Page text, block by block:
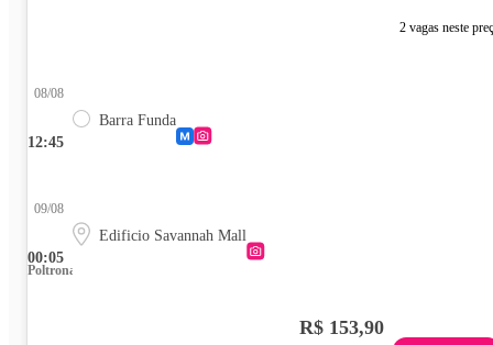
2 vagas neste
12:45
08/08
Barra Funda
00:05
09/08
Edificio Savannah Mall
Poltrona
R$ 153,90